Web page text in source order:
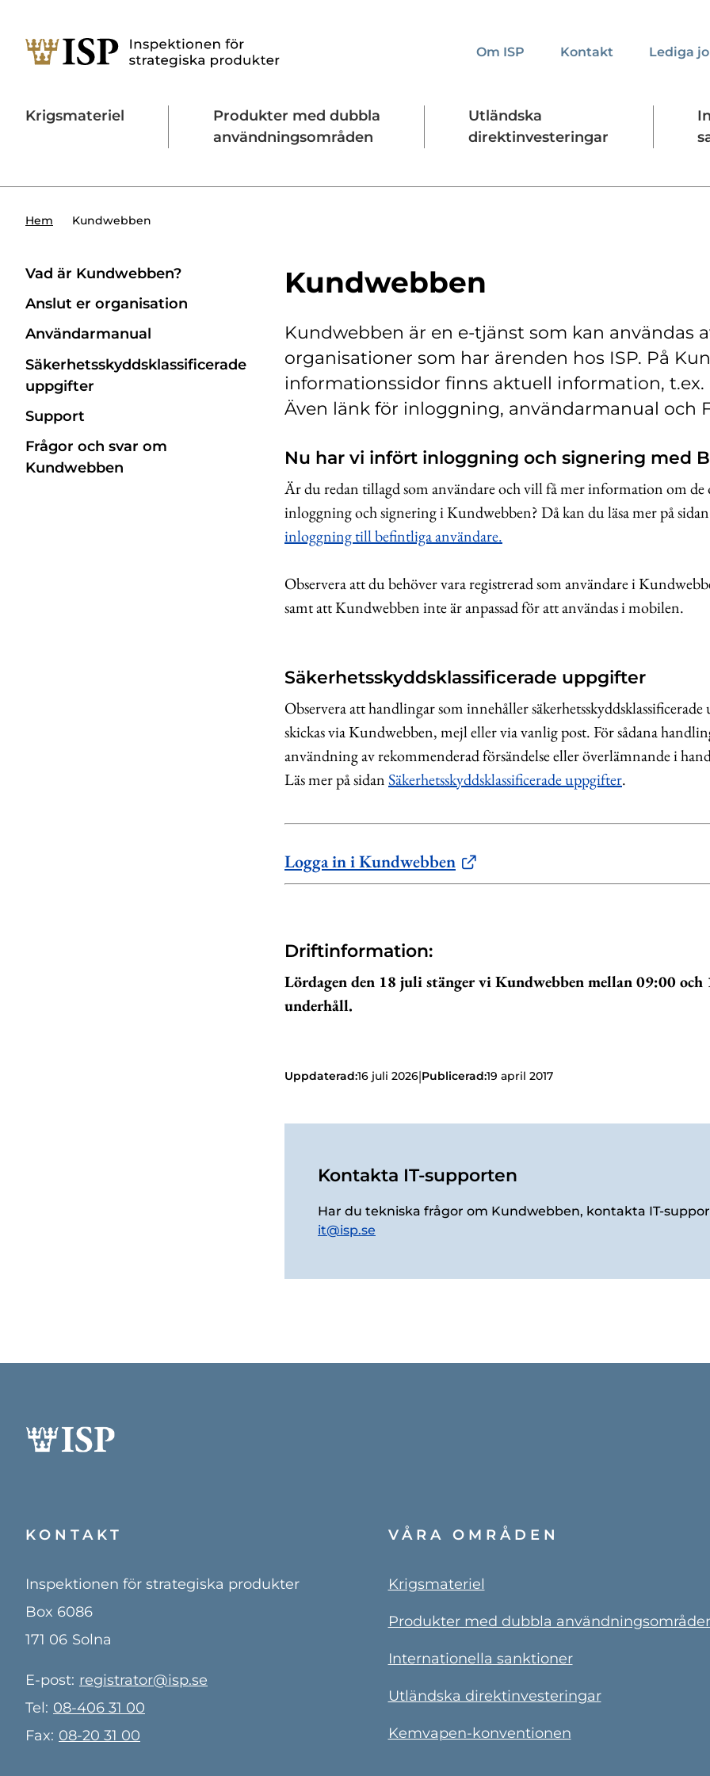
Utländska direktinvesteringar Kontakta oss Presskontakt Forskningssäkerhet
Om ISP Kontakt Lediga
Krigsmateriel
Produkter med dubbla
användningsområden
Utländska
direktinvesteringar
Hem Kundwebben
Vad är Kundwebben?
Anslut er organisation
Användarmanual
Säkerhetsskyddsklassificerade
uppgifter
Support
Frågor och svar om
Kundwebben
Kundwebben
Kundwebben är en e-tjänst som kan användas
organisationer som har ärenden hos ISP. På
informationssidor finns aktuell information,
Även länk för inloggning, användarmanual och
Nu har vi infört inloggning och signering med
Är du redan tillagd som användare och vill få mer information om
inloggning och signering i Kundwebben? Då kan du läsa mer på
inloggning till befintliga användare.
Observera att du behöver vara registrerad som användare i
samt att Kundwebben inte är anpassad för att användas i mobilen.
Säkerhetsskyddsklassificerade uppgifter
Observera att handlingar som innehåller
skickas via Kundwebben, mejl eller via vanlig post. För sådana
användning av rekommenderad försändelse eller överlämnande i
Läs mer på sidanSäkerhetsskyddsklassificerade uppgifter.
Logga in i Kundwebben
Driftinformation:
Lördagen den 18 juli stänger vi Kundwebben mellan 09:00
underhåll.
Uppdaterad:16 juli 2026|Publicerad:19 april 2017
Kontakta IT-supporten
Har du tekniska frågor om Kundwebben, kontakta IT-
it@isp.se
KONTAKT
Inspektionen för strategiska produkter
Box 6086
171 06 Solna
E-post: registrator@isp.se
Tel: 08-406 31 00
Fax: 08-20 31 00
VÅRA OMRÅDEN
Krigsmateriel
Produkter med dubbla
Internationella sanktioner
Utländska direktinvesteringar
Kemvapen-konventionen